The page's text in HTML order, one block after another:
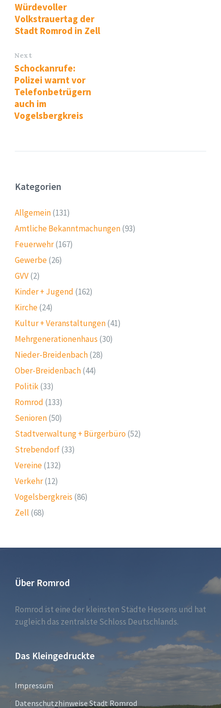
Würdevoller
Volkstrauertag der
Stadt Romrod in Zell
Next
Schockanrufe:
Polizei warnt vor
Telefonbetrügern
auch im
Vogelsbergkreis
Kategorien
Allgemein(131)
Amtliche Bekanntmachungen(93)
Feuerwehr(167)
Gewerbe(26)
GVV(2)
Kinder + Jugend (162)
Kirche(24)
Kultur + Veranstaltungen(41)
Mehrgenerationenhaus (30)
Nieder-Breidenbach(28)
Ober-Breidenbach(44)
Politik(33)
Romrod (133)
Senioren(50)
Stadtverwaltung + Bürgerbüro (52)
Strebendorf(33)
Vereine(132)
Verkehr(12)
Vogelsbergkreis (86)
Zell (68)
Über Romrod
Romrod ist eine der kleinsten Städte Hessens und hat
zugleich das zentralste Schloss Deutschlands.
Das Kleingedruckte
Impressum
Datenschutzhinweise Stadt Romrod